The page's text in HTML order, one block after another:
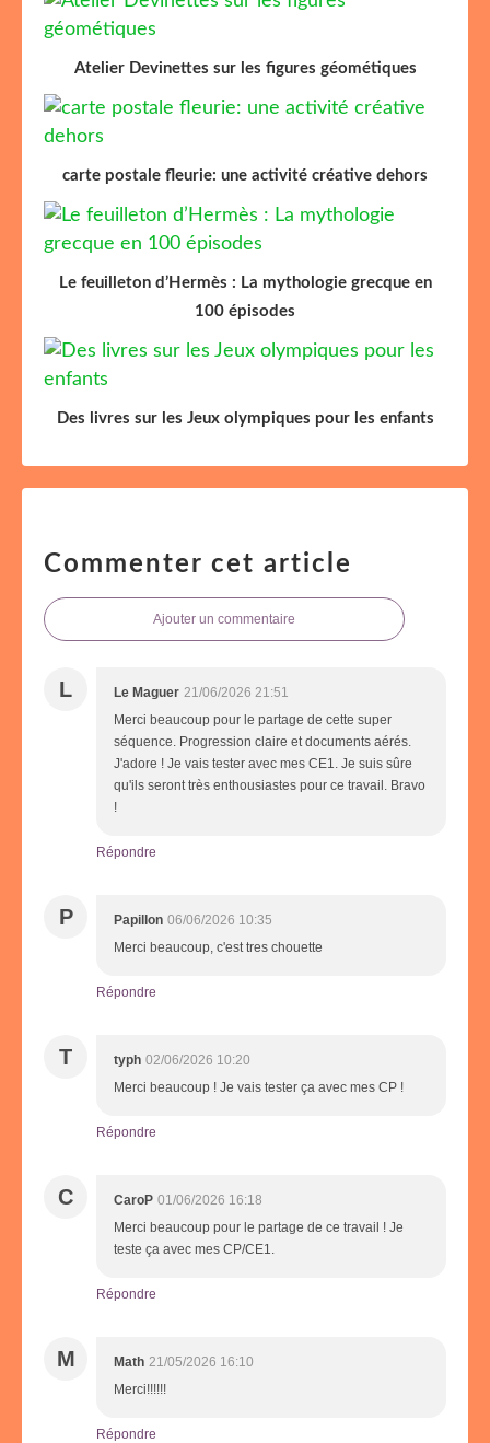
Atelier Devinettes sur les figures géométiques
carte postale fleurie: une activité créative dehors
Le feuilleton d’Hermès : La mythologie grecque en
100 épisodes
Des livres sur les Jeux olympiques pour les enfants
Commenter cet article
Ajouter un commentaire
L Le Maguer 21/06/2026 21:51
Merci beaucoup pour le partage de cette super
séquence. Progression claire et documents aérés.
J'adore ! Je vais tester avec mes CE1. Je suis sûre
qu'ils seront très enthousiastes pour ce travail. Bravo
!
Répondre
P Papillon 06/06/2026 10:35
Merci beaucoup, c'est tres chouette
Répondre
T typh 02/06/2026 10:20
Merci beaucoup ! Je vais tester ça avec mes CP !
Répondre
C CaroP 01/06/2026 16:18
Merci beaucoup pour le partage de ce travail ! Je
teste ça avec mes CP/CE1.
Répondre
M Math 21/05/2026 16:10
Merci!!!!!!
Répondre